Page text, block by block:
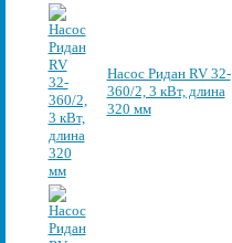
Насос Ридан RV 32-
360/2, 3 кВт, длина
320 мм